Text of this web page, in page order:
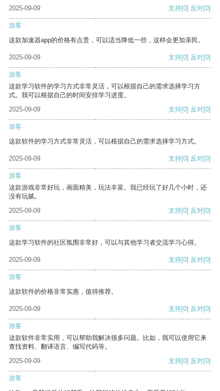
2025-09-09 支持[0] 反对[0]
游客
这款加速器app的价格有点贵，可以适当降低一些，这样会更加亲民。
2025-09-09 支持[0] 反对[0]
游客
这款学习软件的学习方式非常灵活，可以根据自己的需求选择学习方
式。我可以根据自己的时间安排学习进度。
2025-09-09
支持[0] 反对[0]
游客
这款软件的学习方式非常灵活，可以根据自己的需求选择学习方式。
2025-09-09 支持[0] 反对[0]
游客
这款游戏非常好玩，画面精美，玩法丰富。我已经玩了好几个小时，还
没有玩腻。
2025-09-09
支持[0] 反对[0]
游客
这款学习软件的社区氛围非常好，可以与其他学习者交流学习心得。
2025-09-09 支持[0] 反对[0]
游客
这款软件的价格非常实惠，值得推荐。
2025-09-09 支持[0] 反对[0]
游客
这款软件非常实用，可以帮助我解决很多问题。比如，我可以使用它来
查找资料、翻译语言、编写代码等。
2025-09-09
支持[0] 反对[0]
游客